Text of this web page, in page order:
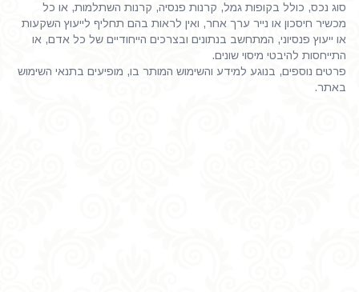
סוג נכס, כולל בקופות גמל, קרנות פנסיה, קרנות השתלמות, או כל
מכשיר חיסכון או נייר ערך אחר, ואין לראות בהם תחליף לייעוץ השקעות
או ייעוץ פנסיוני, המתחשב בנתונים ובצרכים הייחודיים של כל אדם, או
התייחסות להיבטי מיסוי שונים.
פרטים נוספים, בנוגע למידע והשימוש המותר בו, מופיעים בתנאי השימוש
באתר.